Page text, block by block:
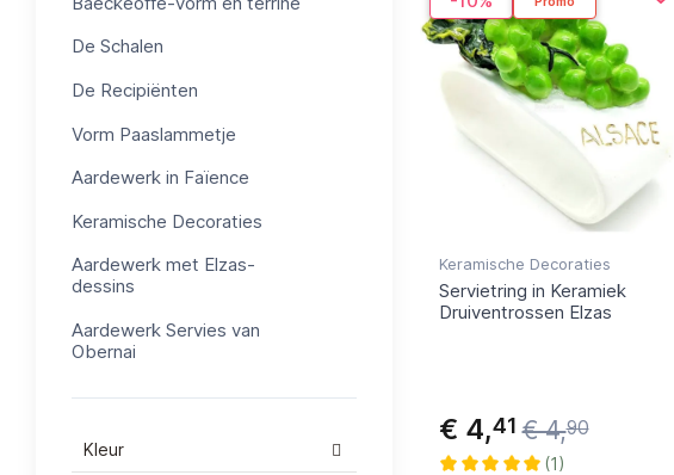
De Schalen
De Recipiënten
Vorm Paaslammetje
Aardewerk in Faïence
Keramische Decoraties
Aardewerk met Elzas-
dessins
Aardewerk Servies van
Obernai
Kleur
Keramische Decoraties
Servietring in Keramiek
Druiventrossen Elzas
€ 4,41 € 4,90
(1)